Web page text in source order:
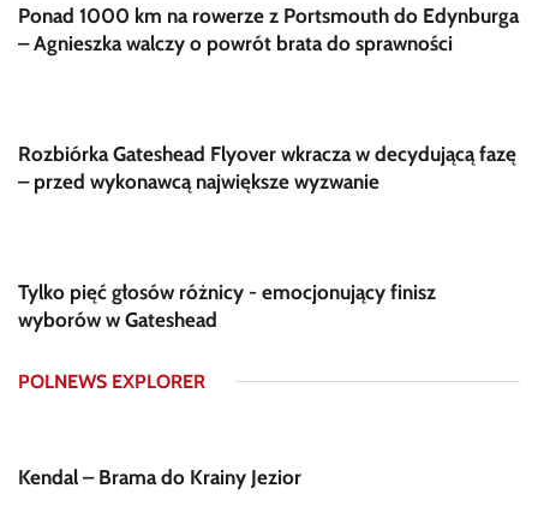
Ponad 1000 km na rowerze z Portsmouth do Edynburga
– Agnieszka walczy o powrót brata do sprawności
Rozbiórka Gateshead Flyover wkracza w decydującą fazę
– przed wykonawcą największe wyzwanie
Tylko pięć głosów różnicy - emocjonujący finisz
wyborów w Gateshead
POLNEWS EXPLORER
Kendal – Brama do Krainy Jezior